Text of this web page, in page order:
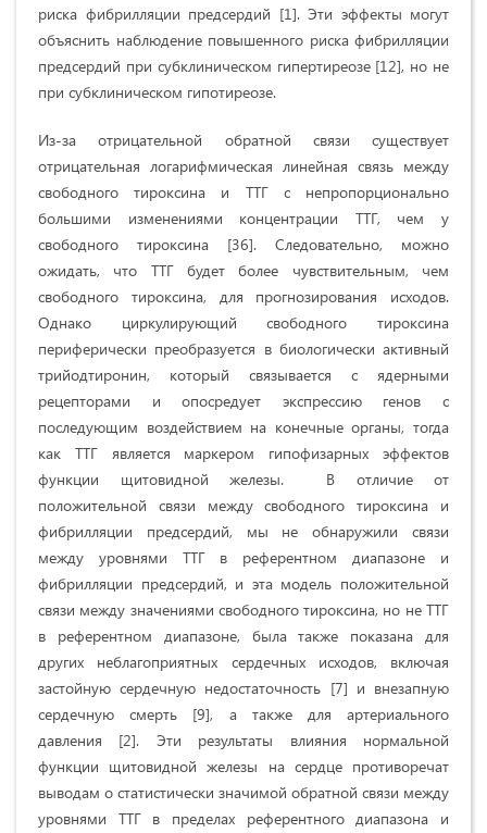
риска фибрилляции предсердий [1]. Эти эффекты могут
объяснить наблюдение повышенного риска фибрилляции
предсердий при субклиническом гипертиреозе [12], но не
при субклиническом гипотиреозе.
Из-за отрицательной обратной связи существует
отрицательная логарифмическая линейная связь между
свободного тироксина и ТТГ с непропорционально
большими изменениями концентрации ТТГ, чем у
свободного тироксина [36]. Следовательно, можно
ожидать, что ТТГ будет более чувствительным, чем
свободного тироксина, для прогнозирования исходов.
Однако циркулирующий свободного тироксина
периферически преобразуется в биологически активный
трийодтиронин, который связывается с ядерными
рецепторами и опосредует экспрессию генов с
последующим воздействием на конечные органы, тогда
как ТТГ является маркером гипофизарных эффектов
функции щитовидной железы. В отличие от
положительной связи между свободного тироксина и
фибрилляции предсердий, мы не обнаружили связи
между уровнями ТТГ в референтном диапазоне и
фибрилляции предсердий, и эта модель положительной
связи между значениями свободного тироксина, но не ТТГ
в референтном диапазоне, была также показана для
других неблагоприятных сердечных исходов, включая
застойную сердечную недостаточность [7] и внезапную
сердечную смерть [9], а также для артериального
давления [2]. Эти результаты влияния нормальной
функции щитовидной железы на сердце противоречат
выводам о статистически значимой обратной связи между
уровнями ТТГ в пределах референтного диапазона и